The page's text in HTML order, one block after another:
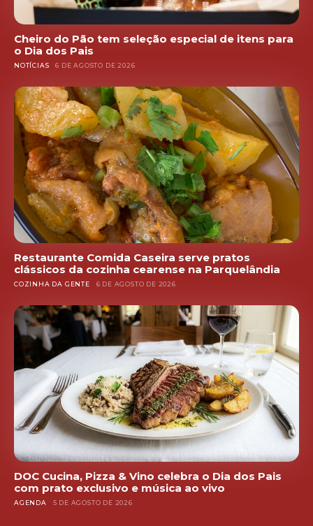
Cheiro do Pão tem seleção especial de itens para
o Dia dos Pais
NOTÍCIAS 6 DE AGOSTO DE 2026
Restaurante Comida Caseira serve pratos
clássicos da cozinha cearense na Parquelândia
COZINHA DA GENTE 6 DE AGOSTO DE 2026
DOC Cucina, Pizza & Vino celebra o Dia dos Pais
com prato exclusivo e música ao vivo
AGENDA 5 DE AGOSTO DE 2026